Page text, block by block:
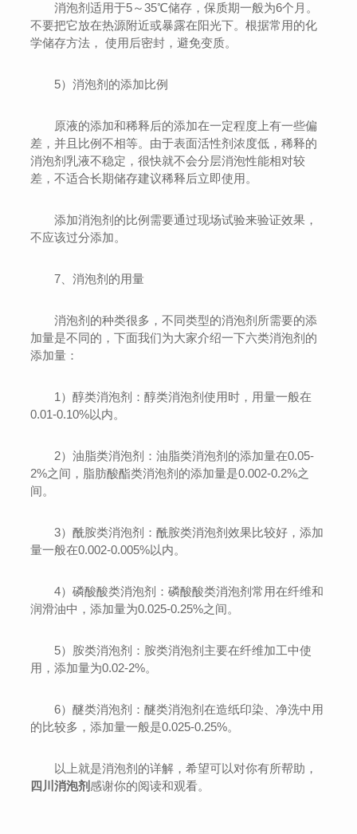
消泡剂适用于5～35℃储存，保质期一般为6个月。
不要把它放在热源附近或暴露在阳光下。根据常用的化
学储存方法， 使用后密封，避免变质。
5）消泡剂的添加比例
原液的添加和稀释后的添加在一定程度上有一些偏
差，并且比例不相等。由于表面活性剂浓度低，稀释的
消泡剂乳液不稳定，很快就不会分层消泡性能相对较
差，不适合长期储存建议稀释后立即使用。
添加消泡剂的比例需要通过现场试验来验证效果，
不应该过分添加。
7、消泡剂的用量
消泡剂的种类很多，不同类型的消泡剂所需要的添
加量是不同的，下面我们为大家介绍一下六类消泡剂的
添加量：
1）醇类消泡剂：醇类消泡剂使用时，用量一般在
0.01-0.10%以内。
2）油脂类消泡剂：油脂类消泡剂的添加量在0.05-
2%之间，脂肪酸酯类消泡剂的添加量是0.002-0.2%之
间。
3）酰胺类消泡剂：酰胺类消泡剂效果比较好，添加
量一般在0.002-0.005%以内。
4）磷酸酸类消泡剂：磷酸酸类消泡剂常用在纤维和
润滑油中，添加量为0.025-0.25%之间。
5）胺类消泡剂：胺类消泡剂主要在纤维加工中使
用，添加量为0.02-2%。
6）醚类消泡剂：醚类消泡剂在造纸印染、净洗中用
的比较多，添加量一般是0.025-0.25%。
以上就是消泡剂的详解，希望可以对你有所帮助，
四川消泡剂 感谢你的阅读和观看。